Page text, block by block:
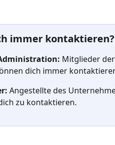
immer kontaktieren?
Mitglieder
dich immer
Angestellte des
zu kontaktieren.